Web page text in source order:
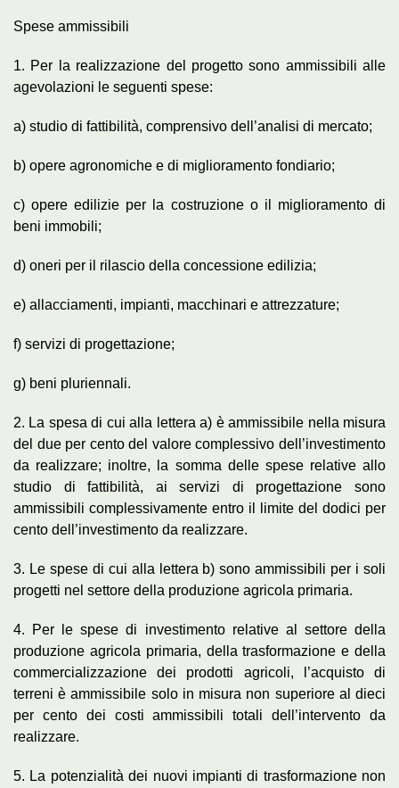
Spese ammissibili
1. Per la realizzazione del progetto sono ammissibili alle
agevolazioni le seguenti spese:
a) studio di fattibilità, comprensivo dell’analisi di mercato;
b) opere agronomiche e di miglioramento fondiario;
c) opere edilizie per la costruzione o il miglioramento di
beni immobili;
d) oneri per il rilascio della concessione edilizia;
e) allacciamenti, impianti, macchinari e attrezzature;
f) servizi di progettazione;
g) beni pluriennali.
2. La spesa di cui alla lettera a) è ammissibile nella misura
del due per cento del valore complessivo dell’investimento
da realizzare; inoltre, la somma delle spese relative allo
studio di fattibilità, ai servizi di progettazione sono
ammissibili complessivamente entro il limite del dodici per
cento dell’investimento da realizzare.
3. Le spese di cui alla lettera b) sono ammissibili per i soli
progetti nel settore della produzione agricola primaria.
4. Per le spese di investimento relative al settore della
produzione agricola primaria, della trasformazione e della
commercializzazione dei prodotti agricoli, l’acquisto di
terreni è ammissibile solo in misura non superiore al dieci
per cento dei costi ammissibili totali dell’intervento da
realizzare.
5. La potenzialità dei nuovi impianti di trasformazione non